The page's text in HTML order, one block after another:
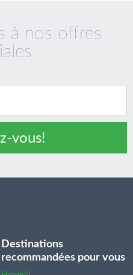
à nos offres
vous!
Destinations
recommandées pour vous